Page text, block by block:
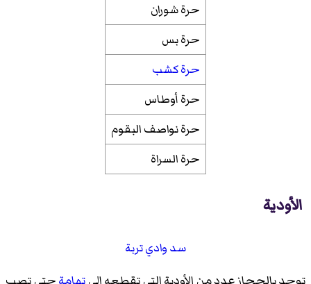
حرة شوران
حرة بس
حرة كشب
حرة أوطاس
حرة نواصف البقوم
حرة السراة
الأودية
سد وادي تربة